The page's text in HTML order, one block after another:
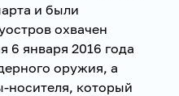
и были
охвачен
января 2016 года
оружия, а
носителя, который